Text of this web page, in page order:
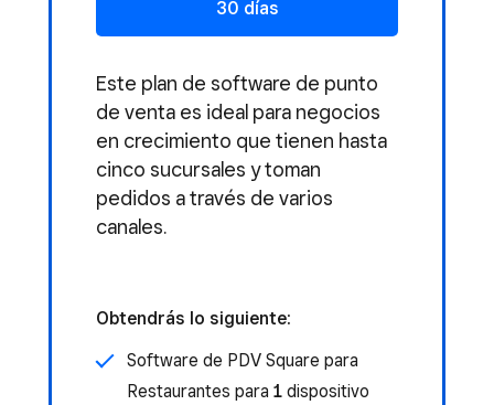
30 días
Este plan de software de punto
de venta es ideal para negocios
en crecimiento que tienen hasta
cinco sucursales y toman
pedidos a través de varios
canales.
Obtendrás lo siguiente:
Software de PDV Square para
Restaurantes para 1 dispositivo